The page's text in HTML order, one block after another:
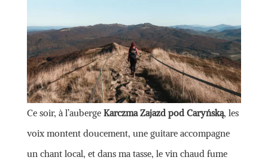
Ce soir, à l’auberge Karczma Zajazd pod Caryńską, les
voix montent doucement, une guitare accompagne
un chant local, et dans ma tasse, le vin chaud fume